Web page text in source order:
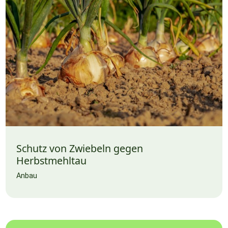
Schutz von Zwiebeln gegen
Herbstmehltau
Anbau